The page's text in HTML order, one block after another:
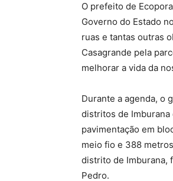
O prefeito de
Governo do Estado
ruas e tantas outras
Casagrande pela
melhorar a vida da
Durante a agenda, o
distritos de Imburana
pavimentação em
meio fio e 388
distrito de Imburana,
Pedro.